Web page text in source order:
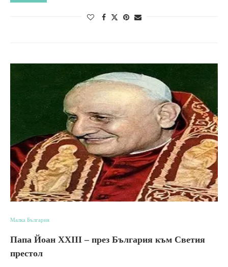
Малка България
Папа Йоан XXIII – през България към Светия
престол